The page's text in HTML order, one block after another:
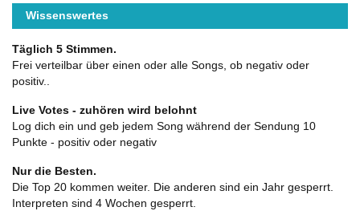
Wissenswertes
Täglich 5 Stimmen.
Frei verteilbar über einen oder alle Songs, ob negativ oder
positiv..
Live Votes - zuhören wird belohnt
Log dich ein und geb jedem Song während der Sendung 10
Punkte - positiv oder negativ
Nur die Besten.
Die Top 20 kommen weiter. Die anderen sind ein Jahr gesperrt.
Interpreten sind 4 Wochen gesperrt.